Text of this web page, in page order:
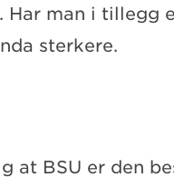
Har man i tillegg
sterkere.
at BSU er den